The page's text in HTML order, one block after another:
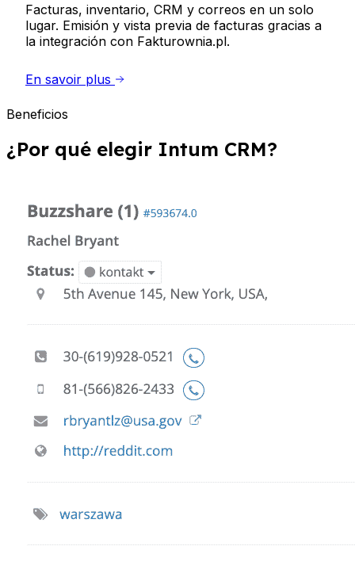
Facturas, inventario, CRM y correos en un solo
lugar. Emisión y vista previa de facturas gracias a
la integración con Fakturownia.pl.
En savoir plus
Beneficios
¿Por qué elegir Intum CRM?